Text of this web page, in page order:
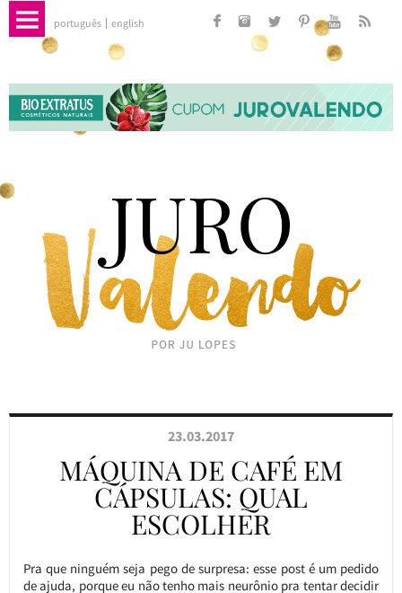
português english
23.03.2017
MÁQUINA DE CAFÉ EM
CÁPSULAS: QUAL
ESCOLHER
Pra que ninguém seja pego de surpresa: esse post é um pedido
de ajuda, porque eu não tenho mais neurônio pra tentar decidir